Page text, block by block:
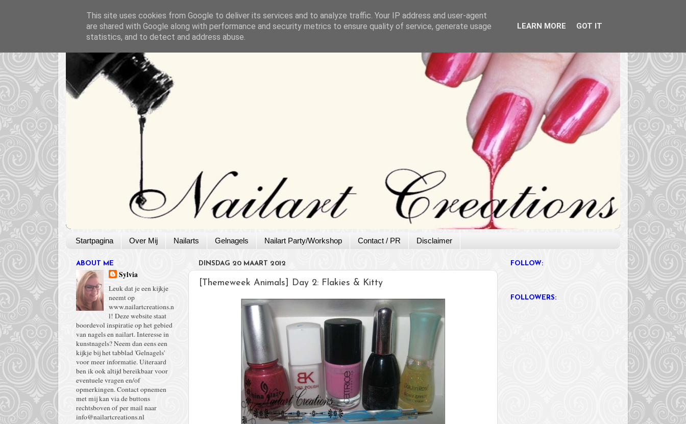
Startpagina Over Mij Nailarts Gelnagels Nailart Party/Workshop Contact / PR Disclaimer
DINSDAG 20 MAART 2012
[Themeweek Animals] Day 2: Flakies & Kitty
ABOUT ME
Sylvia
Leuk dat je een kijkje
neemt op
www.nailartcreations.n
l! Deze website staat
boordevol inspiratie op het gebied
van nagels en nailart. Interesse in
kunstnagels? Neem dan eens een
kijkje bij het tabblad 'Gelnagels'
voor meer informatie. Uiteraard
ben ik ook altijd bereikbaar voor
eventuele vragen en/of
opmerkingen. Contact opnemen
met mij kan via de buttons
rechtsboven of per mail naar
info@nailartcreations.nl
FOLLOW:
FOLLOWERS:
This site uses cookies from Google to deliver its services and to analyze traffic. Your IP address and user-agent
are shared with Google along with performance and security metrics to ensure quality of service, generate usage
statistics, and to detect and address abuse.
LEARN MORE GOT IT